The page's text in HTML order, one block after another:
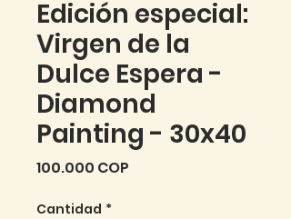
Edición especial:
Virgen de la
Dulce Espera -
Diamond
Painting - 30x40
100.000 COP
Cantidad *